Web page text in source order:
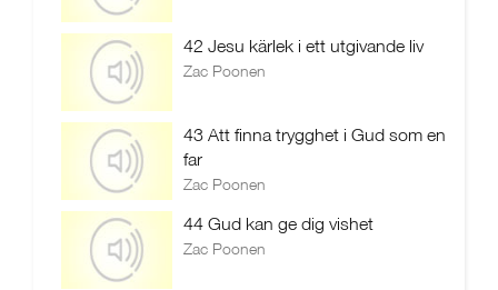
42 Jesu kärlek i ett utgivande liv
Zac Poonen
43 Att finna trygghet i Gud som en
far
Zac Poonen
44 Gud kan ge dig vishet
Zac Poonen